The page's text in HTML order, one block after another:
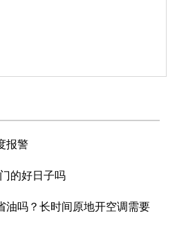
报警
的好日子吗
油吗？长时间原地开空调需要